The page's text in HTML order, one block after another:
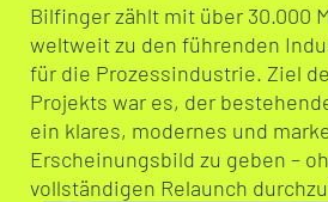
Bilfinger zählt mit über 30.000
weltweit zu den führenden
für die Prozessindustrie. Ziel
Projekts war es, der
ein klares, modernes und
Erscheinungsbild zu geben –
vollständigen Relaunch